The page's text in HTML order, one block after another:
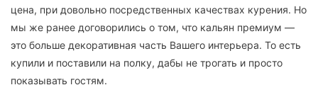
цена, при довольно посредственных качествах курения. Но
мы же ранее договорились о том, что кальян премиум —
это больше декоративная часть Вашего интерьера. То есть
купили и поставили на полку, дабы не трогать и просто
показывать гостям.